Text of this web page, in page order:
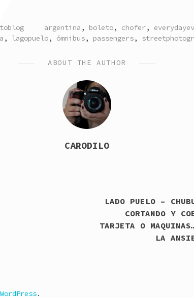
TAGGED
argentina , boleto, chofer,
, lagopuelo, ómnibus, passengers,
ABOUT THE AUTHOR
CARODILO
LADO PUELO –
CORTANDO Y
TARJETA O
LA
WordPress.